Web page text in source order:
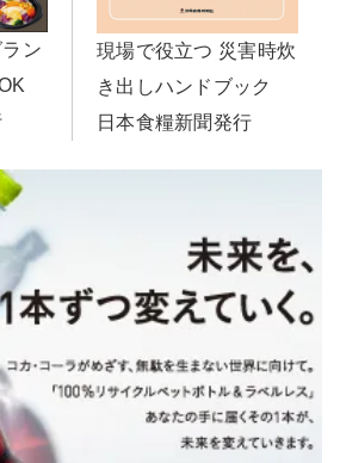
ン
現場で役立つ 災害時炊
き出しハンドブック
日本食糧新聞発行